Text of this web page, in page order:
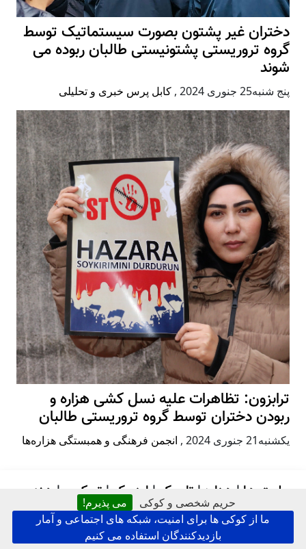
حریم شخصی و کوکی
می پذیرم!
ما از کوکی ها برای امنیت، شبکه های اجتماعی و آمار
بازدیدکنندگان استفاده می کنیم
دختران غیر پشتون بصورت سیستماتیک توسط
گروه تروریستی پشتونیستی طالبان ربوده می
شوند
پنج شنبه25 جنوری 2024 , کابل پرس خبری و تحلیلی
ترابزون: تظاهرات علیه نسل کشی هزاره و
ربودن دختران توسط گروه تروریستی طالبان
يكشنبه21 جنوری 2024 , انجمن فرهنگی و همبستگی هزاره‌ها
ملیت ها | هزاره | تاجیک | اوزبیک|تورکمن | هندو و
سیک|قرقیز|نورستانی|بلوچ|پشتون/افغان|عرب/
سادات